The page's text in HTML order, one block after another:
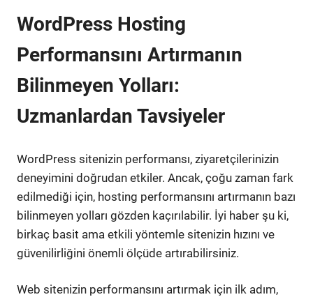
WordPress Hosting
Performansını Artırmanın
Bilinmeyen Yolları:
Uzmanlardan Tavsiyeler
WordPress sitenizin performansı, ziyaretçilerinizin
deneyimini doğrudan etkiler. Ancak, çoğu zaman fark
edilmediği için, hosting performansını artırmanın bazı
bilinmeyen yolları gözden kaçırılabilir. İyi haber şu ki,
birkaç basit ama etkili yöntemle sitenizin hızını ve
güvenilirliğini önemli ölçüde artırabilirsiniz.
Web sitenizin performansını artırmak için ilk adım,